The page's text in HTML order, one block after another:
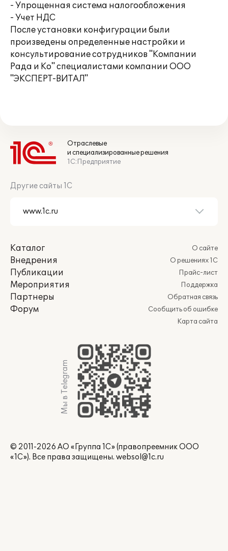
- Упрощенная система налогообложения
- Учет НДС
После установки конфигурации были
произведены определенные настройки и
консультирование сотрудников "Компании
Рада и Ко" специалистами компании ООО
"ЭКСПЕРТ-ВИТАЛ"
Отраслевые
и специализированные решения
1С:Предприятие
Другие сайты 1С
Каталог
Внедрения
Публикации
Мероприятия
Партнеры
Форум
О сайте
О решениях 1С
Прайс-лист
Поддержка
Обратная связь
Сообщить об ошибке
Карта сайта
Мы в Telegram
© 2011-2026 АО «Группа 1С» (правопреемник ООО
«1С»). Все права защищены. websol@1c.ru